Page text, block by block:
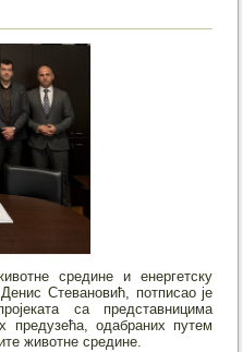
средине и енергетску
Стевановић, потписао је
са представницима
предузећа, одабраних путем
животне средине.